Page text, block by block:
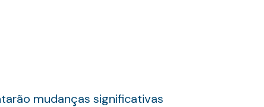
mudanças significativas